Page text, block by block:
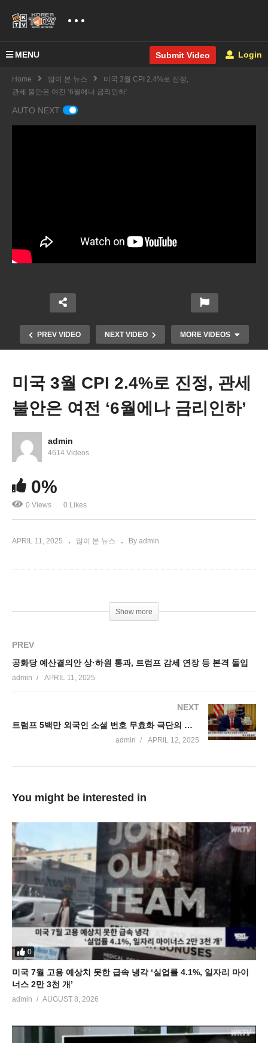
MENU Submit Video Login
Home 많이 본 뉴스
미국 3월 CPI 2.4%로 진정,
관세 불안은 여전 ‘6월에나 금리인하’
AUTO NEXT
PREV VIDEO NEXT VIDEO MORE VIDEOS
미·중 관세전쟁 끝없이 격화 ‘미 145% vs 중 125%’
미국 3월 CPI 2.4%로 진정, 관세
불안은 여전 ‘6월에나 금리인하’
admin
4614 Videos
0%
0 Views 0 Likes
APRIL 11, 2025 많이 본 뉴스 By admin
Show more
PREV
공화당 예산결의안 상·하원 통과, 트럼프 감세 연장 등 본격 돌입
admin APRIL 11, 2025
NEXT
트럼프 5백만 외국인 소셜 번호 무효화 극단의 조치 ‘미국 생활 봉쇄’
admin APRIL 12, 2025
You might be interested in
0
미국 7월 고용 예상치 못한 급속 냉각 ‘실업률 4.1%, 일자리 마이
너스 2만 3천 개’
admin AUGUST 8, 2026